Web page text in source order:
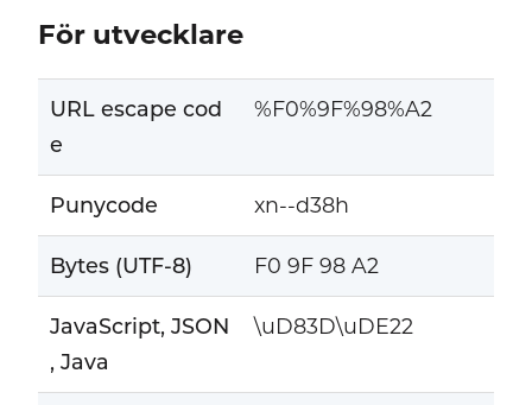
För utvecklare
URL escape cod
e
%F0%9F%98%A2
Punycode xn--d38h
Bytes (UTF-8) F0 9F 98 A2
JavaScript, JSON
, Java
\uD83D\uDE22